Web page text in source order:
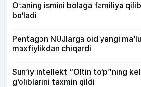
Otaning ismini bolaga familiya
bo‘ladi
Pentagon NUJlarga oid yangi
maxfiylikdan chiqardi
Sun’iy intellekt “Oltin to‘p”ning
g‘oliblarini taxmin qildi